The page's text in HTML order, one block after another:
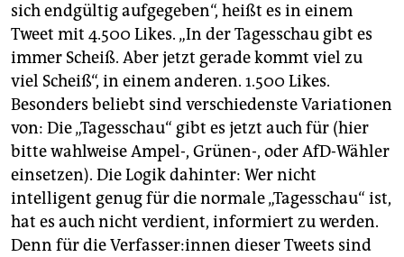
sich endgültig aufgegeben“, heißt es in einem
Tweet mit 4.500 Likes. „In der Tagesschau gibt es
immer Scheiß. Aber jetzt gerade kommt viel zu
viel Scheiß“, in einem anderen. 1.500 Likes.
Besonders beliebt sind verschiedenste Variationen
von: Die „Tagesschau“ gibt es jetzt auch für (hier
bitte wahlweise Ampel-, Grünen-, oder AfD-Wähler
einsetzen). Die Logik dahinter: Wer nicht
intelligent genug für die normale „Tagesschau“ ist,
hat es auch nicht verdient, informiert zu werden.
Denn für die Ver­fas­se­r:in­nen dieser Tweets sind